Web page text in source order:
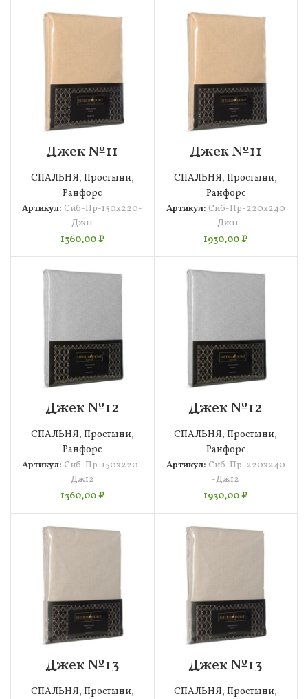
Джек №11
Простыня
150х220 Siberia
СПАЛЬНЯ, Простыни,
Ранфорс
Артикул: Сиб-Пр-150х220-
Дж11
1360,00₽
Джек №11
Простыня
220х240 Siberia
СПАЛЬНЯ,Простыни,
Ранфорс
Артикул: Сиб-Пр-220х240
-Дж11
1930,00₽
Джек №12
Простыня
150х220 Siberia
СПАЛЬНЯ, Простыни,
Ранфорс
Артикул: Сиб-Пр-150х220-
Дж12
1360,00₽
Джек №12
Простыня
220х240 Siberia
СПАЛЬНЯ,Простыни,
Ранфорс
Артикул: Сиб-Пр-220х240
-Дж12
1930,00₽
Джек №13
Простыня
150х220 Siberia
СПАЛЬНЯ, Простыни,
Джек №13
Простыня
220х240 Siberia
СПАЛЬНЯ,Простыни,